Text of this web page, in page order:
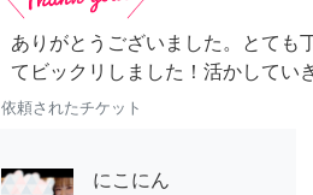
ありがとうございました。とても
てビックリしました！活かしてい
依頼されたチケット
にこにん